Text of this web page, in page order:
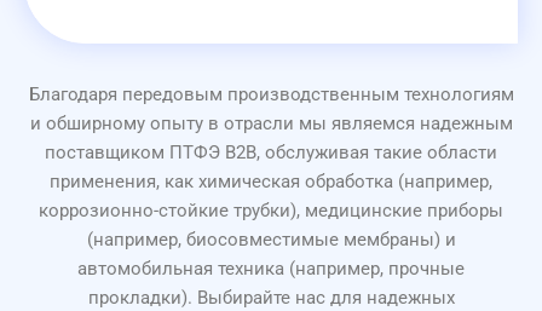
Благодаря передовым производственным технологиям
и обширному опыту в отрасли мы являемся надежным
поставщиком ПТФЭ B2B, обслуживая такие области
применения, как химическая обработка (например,
коррозионно-стойкие трубки), медицинские приборы
(например, биосовместимые мембраны) и
автомобильная техника (например, прочные
прокладки). Выбирайте нас для надежных